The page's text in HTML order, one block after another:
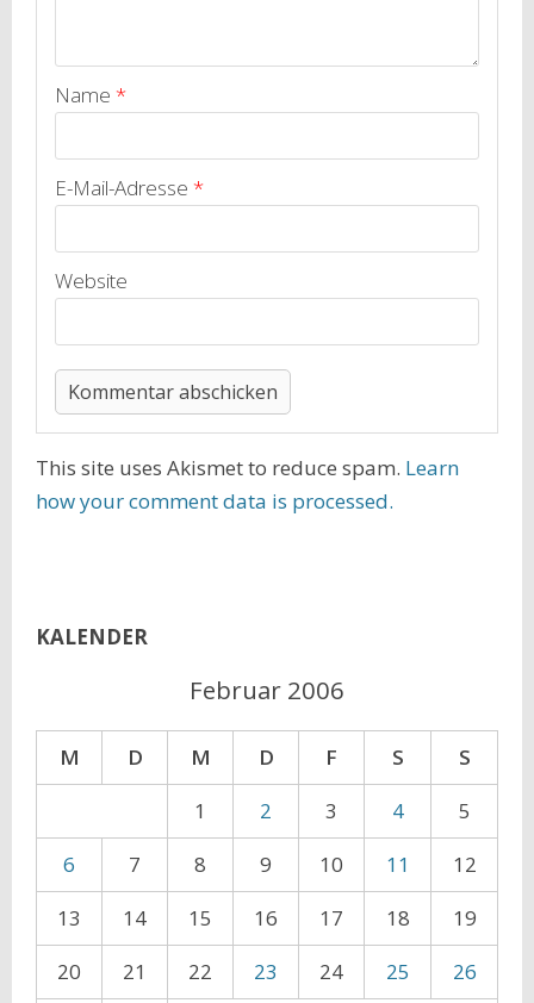
Name *
E-Mail-Adresse *
Website
This site uses Akismet to reduce spam. Learn
how your comment data is processed.
KALENDER
Februar 2006
M D M D F S
S
1
2 3 4
5
6
7 8 9 10 11
12
13
14 15 16 17 18
19
20
21 22 23 24 25
26